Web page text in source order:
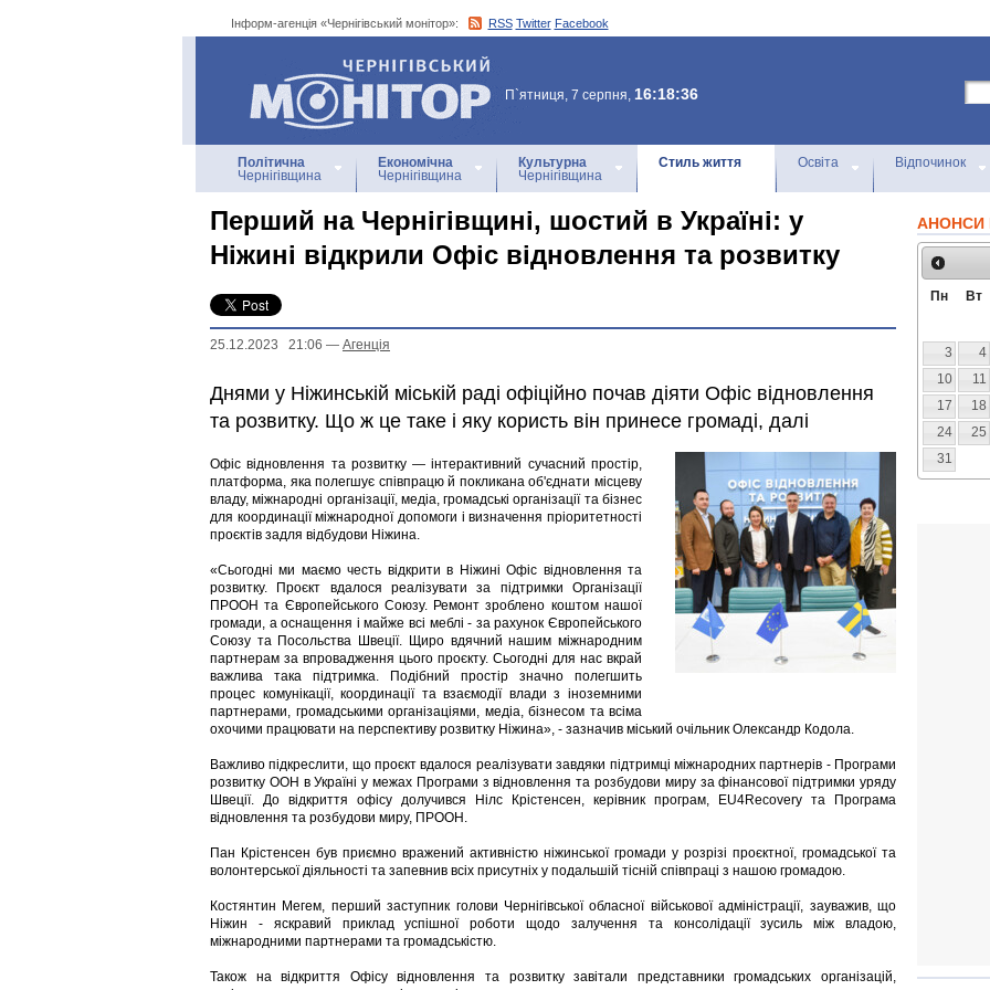
Інформ-агенція «Чернігівський монітор»: RSS Twitter Facebook
Інформ-агенція
«Чернігівський монітор»
П`ятниця, 7 серпня, 16:18:36
Політична
Чернігівщина
Економічна
Чернігівщина
Культурна
Чернігівщина
Стиль життя Освіта Відпочинок
Перший на Чернігівщині, шостий в Україні: у
Ніжині відкрили Офіс відновлення та розвитку
25.12.2023 21:06 — Агенцiя
Днями у Ніжинській міській раді офіційно почав діяти Офіс відновлення
та розвитку. Що ж це таке і яку користь він принесе громаді, далі
Офіс відновлення та розвитку — інтерактивний сучасний простір,
платформа, яка полегшує співпрацю й покликана об'єднати місцеву
владу, міжнародні організації, медіа, громадські організації та бізнес
для координації міжнародної допомоги і визначення пріоритетності
проєктів задля відбудови Ніжина.
«Сьогодні ми маємо честь відкрити в Ніжині Офіс відновлення та
розвитку. Проєкт вдалося реалізувати за підтримки Організації
ПРООН та Європейського Союзу. Ремонт зроблено коштом нашої
громади, а оснащення і майже всі меблі - за рахунок Європейського
Союзу та Посольства Швеції. Щиро вдячний нашим міжнародним
партнерам за впровадження цього проєкту. Сьогодні для нас вкрай
важлива така підтримка. Подібний простір значно полегшить
процес комунікації, координації та взаємодії влади з іноземними
партнерами, громадськими організаціями, медіа, бізнесом та всіма
охочими працювати на перспективу розвитку Ніжина», - зазначив міський очільник Олександр Кодола.
Важливо підкреслити, що проєкт вдалося реалізувати завдяки підтримці міжнародних партнерів - Програми
розвитку ООН в Україні у межах Програми з відновлення та розбудови миру за фінансової підтримки уряду
Швеції. До відкриття офісу долучився Нілс Крістенсен, керівник програм, EU4Recovery та Програма
відновлення та розбудови миру, ПРООН.
Пан Крістенсен був приємно вражений активністю ніжинської громади у розрізі проєктної, громадської та
волонтерської діяльності та запевнив всіх присутніх у подальшій тісній співпраці з нашою громадою.
Костянтин Мегем, перший заступник голови Чернігівської обласної військової адміністрації, зауважив, що
Ніжин - яскравий приклад успішної роботи щодо залучення та консолідації зусиль між владою,
міжнародними партнерами та громадськістю.
Також на відкриття Офісу відновлення та розвитку завітали представники громадських організацій,
АНОНСИ
Пн Вт
3
4
10
11
17
18
24
25
31